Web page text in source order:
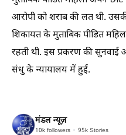
आरोपी को शराब की लत थी.
शिकायत के मुताबिक पीडित
रहती थी. इस प्रकरण की सुनवाई
संधु के न्यायालय में हुई.
मंडल न्यूज़
10k followers 95k Stories